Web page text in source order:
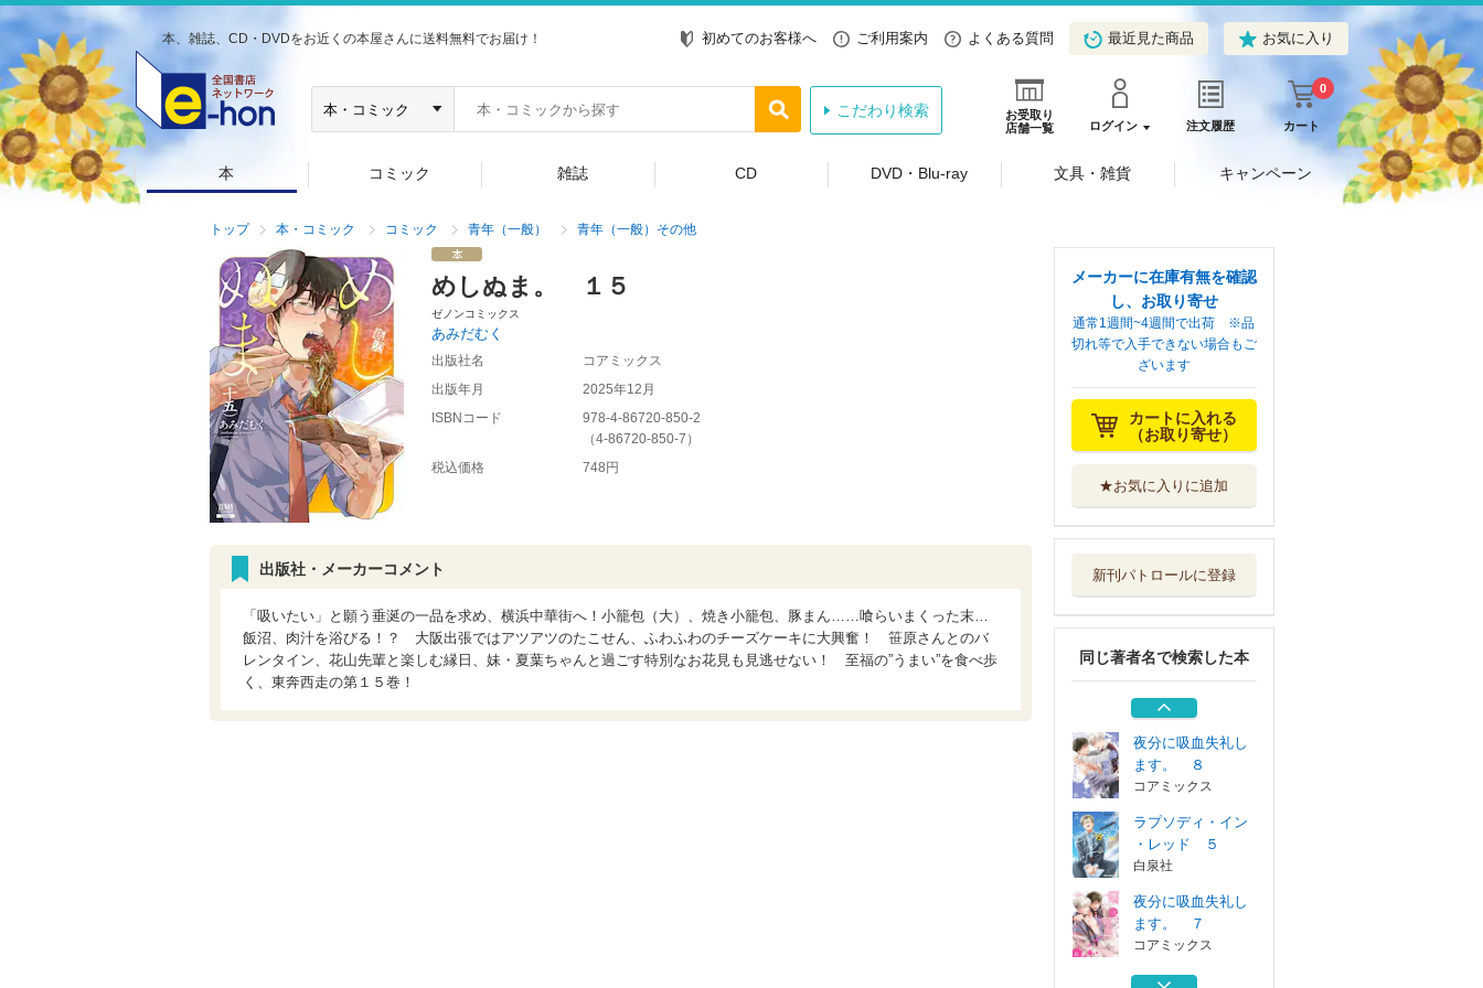
本、雑誌、CD・DVDをお近くの本屋さんに送料無料でお届け！ 初めてのお客様へ ご利用案内 よくある質問 最近見た商品 お気に入り
お受取り
店舗一覧
ログイン 注文履歴 カート
0
こだわり検索
本 コミック 雑誌 CD DVD・Blu-ray 文具・雑貨 キャンペーン
トップ 本・コミック コミック 青年（一般） 青年（一般）その他
めしぬま。 １５
ゼノンコミックス
あみだむく
出版社名
コアミックス
出版年月
2025年12月
ISBNコード
978-4-86720-850-2
（4-86720-850-7 ）
税込価格
748円
出版社・メーカーコメント
「吸いたい」と願う垂涎の一品を求め、横浜中華街へ！小籠包（大）、焼き小籠包、豚まん……喰らいまくった末…
飯沼、肉汁を浴びる！？ 大阪出張ではアツアツのたこせん、ふわふわのチーズケーキに大興奮！ 笹原さんとのバ
レンタイン、花山先輩と楽しむ縁日、妹・夏葉ちゃんと過ごす特別なお花見も見逃せない！ 至福の”うまい”を食べ歩
く、東奔西走の第１５巻！
メーカーに在庫有無を確認
し、お取り寄せ
通常1週間~4週間で出荷 ※品
切れ等で入手できない場合もご
ざいます
カートに入れる
（お取り寄せ）
★お気に入りに追加
新刊パトロールに登録
同じ著者名で検索した本
夜分に吸血失礼し
ます。 ７
めしぬま。 １４
夜分に吸血失礼し
ます。 ６
コアミックス
夜分に吸血失礼し
ます。 ８
コアミックス
ラプソディ・イン
・レッド ５
白泉社
夜分に吸血失礼し
ます。 ７
コアミックス
めしぬま。 １４